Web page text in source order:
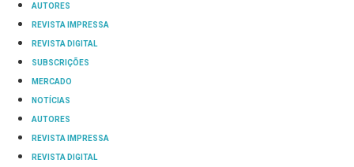
AUTORES
REVISTA IMPRESSA
REVISTA DIGITAL
SUBSCRIÇÕES
MERCADO
NOTÍCIAS
AUTORES
REVISTA IMPRESSA
REVISTA DIGITAL